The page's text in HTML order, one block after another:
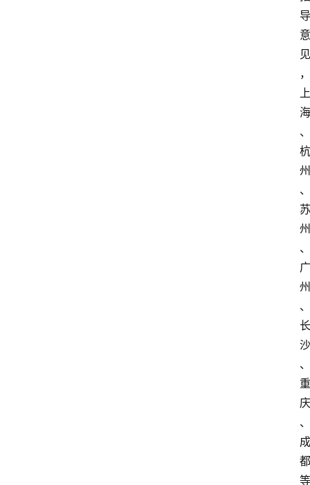
导
意
见
，
上
海
、
杭
州
、
苏
州
、
广
州
、
长
沙
、
重
庆
、
成
都
等